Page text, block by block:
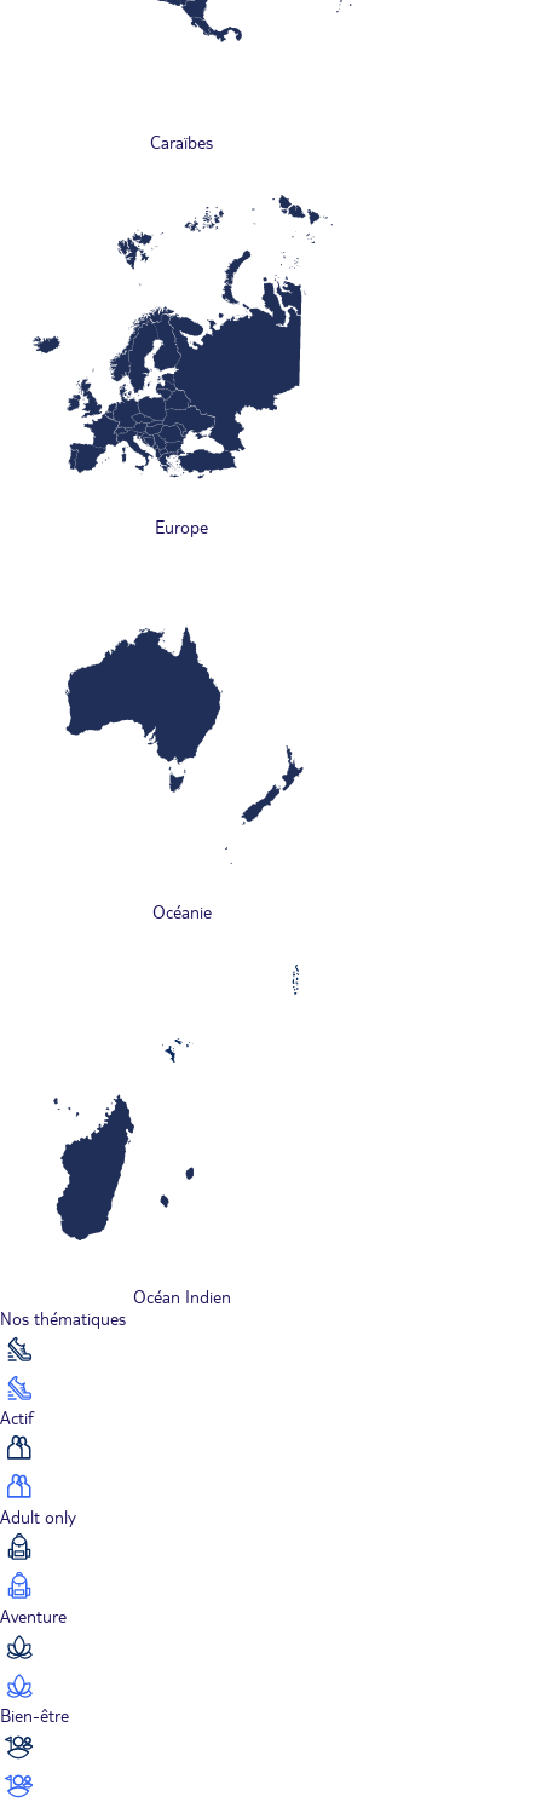
Caraïbes
Europe
Océanie
Océan Indien
Nos thématiques
Actif
Adult only
Aventure
Bien-être